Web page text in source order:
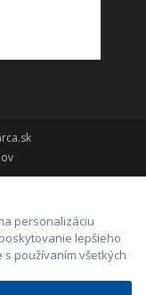
personalizáciu
lepšieho
s používaním všetkých